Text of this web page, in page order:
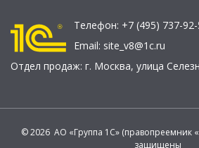
Телефон: +7 (495) 737-
Email: site_v8@1c.ru
Отдел продаж: г. Москва, улица
© 2026 АО «Группа 1С» (правопреемник
защищены